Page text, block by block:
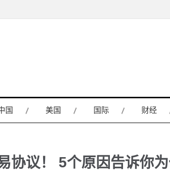
国 美国 国际 财经
协议！ 5个原因告诉你